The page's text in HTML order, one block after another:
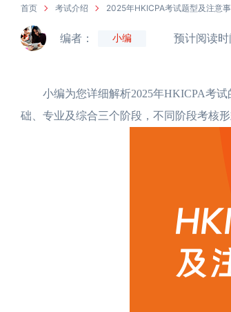
首页 考试介绍 2025年HKICPA考试题型及注意
编者： 小编 预计阅读时
小编为您详细解析2025年HKICPA考试
础、专业及综合三个阶段，不同阶段考核